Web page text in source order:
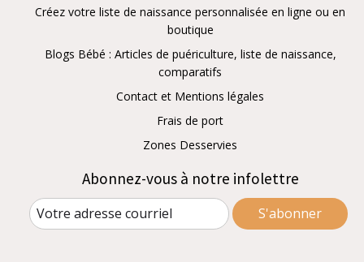
Créez votre liste de naissance personnalisée en ligne ou en
boutique
Blogs Bébé : Articles de puériculture, liste de naissance,
comparatifs
Contact et Mentions légales
Frais de port
Zones Desservies
Abonnez-vous à notre infolettre
S'abonner